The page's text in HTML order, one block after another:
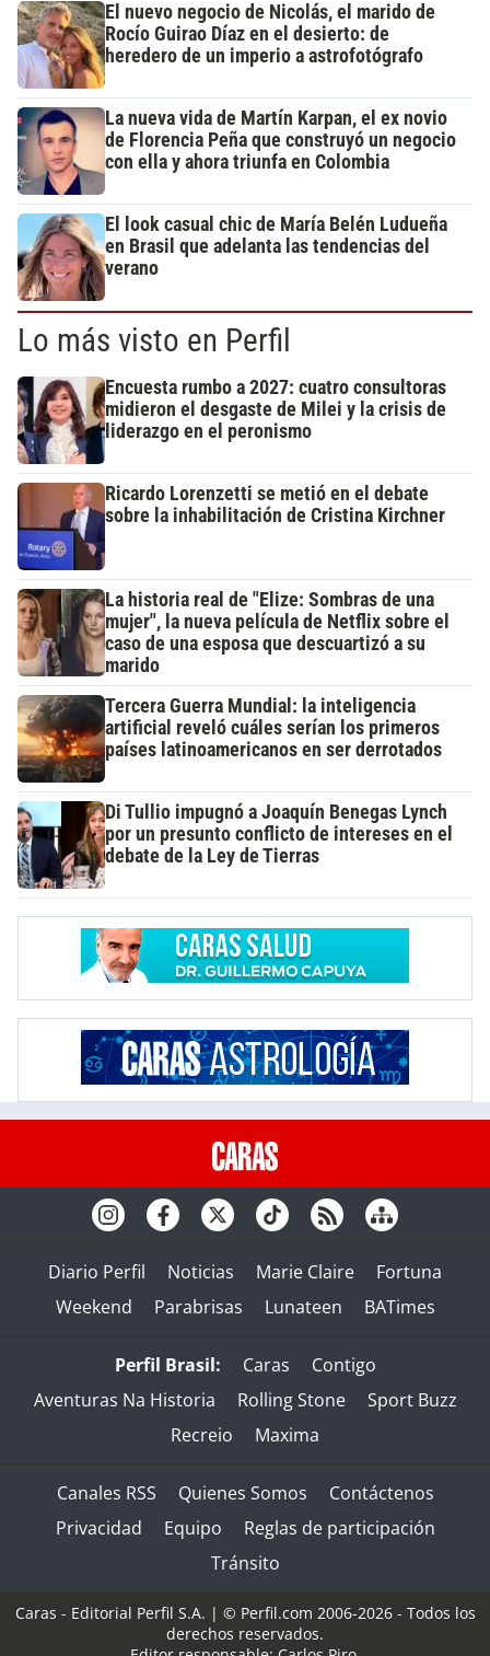
El nuevo negocio de Nicolás, el marido de
Rocío Guirao Díaz en el desierto: de
heredero de un imperio a astrofotógrafo
La nueva vida de Martín Karpan, el ex novio
de Florencia Peña que construyó un negocio
con ella y ahora triunfa en Colombia
El look casual chic de María Belén Ludueña
en Brasil que adelanta las tendencias del
verano
Lo más visto en Perfil
Encuesta rumbo a 2027: cuatro consultoras
midieron el desgaste de Milei y la crisis de
liderazgo en el peronismo
Ricardo Lorenzetti se metió en el debate
sobre la inhabilitación de Cristina Kirchner
La historia real de "Elize: Sombras de una
mujer", la nueva película de Netflix sobre el
caso de una esposa que descuartizó a su
marido
Tercera Guerra Mundial: la inteligencia
artificial reveló cuáles serían los primeros
países latinoamericanos en ser derrotados
Di Tullio impugnó a Joaquín Benegas Lynch
por un presunto conflicto de intereses en el
debate de la Ley de Tierras
Diario Perfil Noticias Marie Claire
Fortuna
Weekend
Parabrisas Lunateen BATimes
Perfil Brasil: Caras
Contigo
Aventuras Na Historia
Rolling Stone
Sport Buzz
Recreio
Maxima
Canales RSS Quienes Somos
Contáctenos
Privacidad
Equipo
Reglas de participación
Tránsito
Caras - Editorial Perfil S.A. | © Perfil.com 2006-2026 - Todos los
derechos reservados.